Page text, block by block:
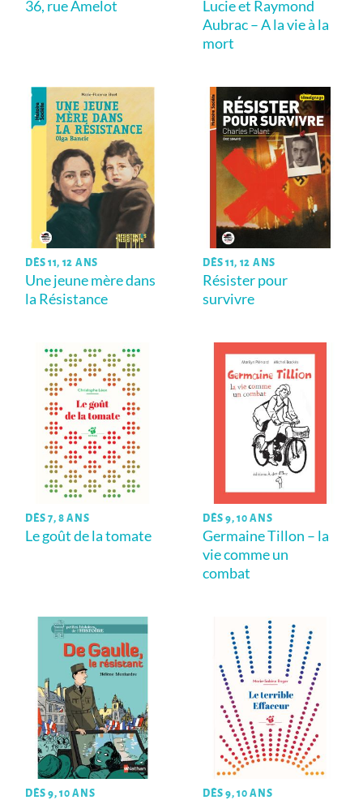
36, rue Amelot
Lucie et Raymond
Aubrac – A la vie à la
mort
DÈS 11, 12 ANS
Une jeune mère dans
la Résistance
DÈS 11, 12 ANS
Résister pour
survivre
DÈS 7, 8 ANS
Le goût de la tomate
DÈS 9, 10 ANS
Germaine Tillon – la
vie comme un
combat
DÈS 9, 10 ANS DÈS 9, 10 ANS